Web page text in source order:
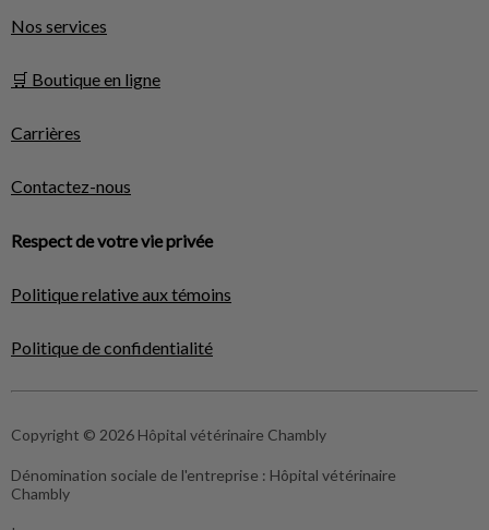
Nos services
🛒 Boutique en ligne
Carrières
Contactez-nous
Respect de votre vie privée
Politique relative aux témoins
Politique de confidentialité
Copyright © 2026 Hôpital vétérinaire Chambly
Dénomination sociale de l'entreprise : Hôpital vétérinaire
Chambly